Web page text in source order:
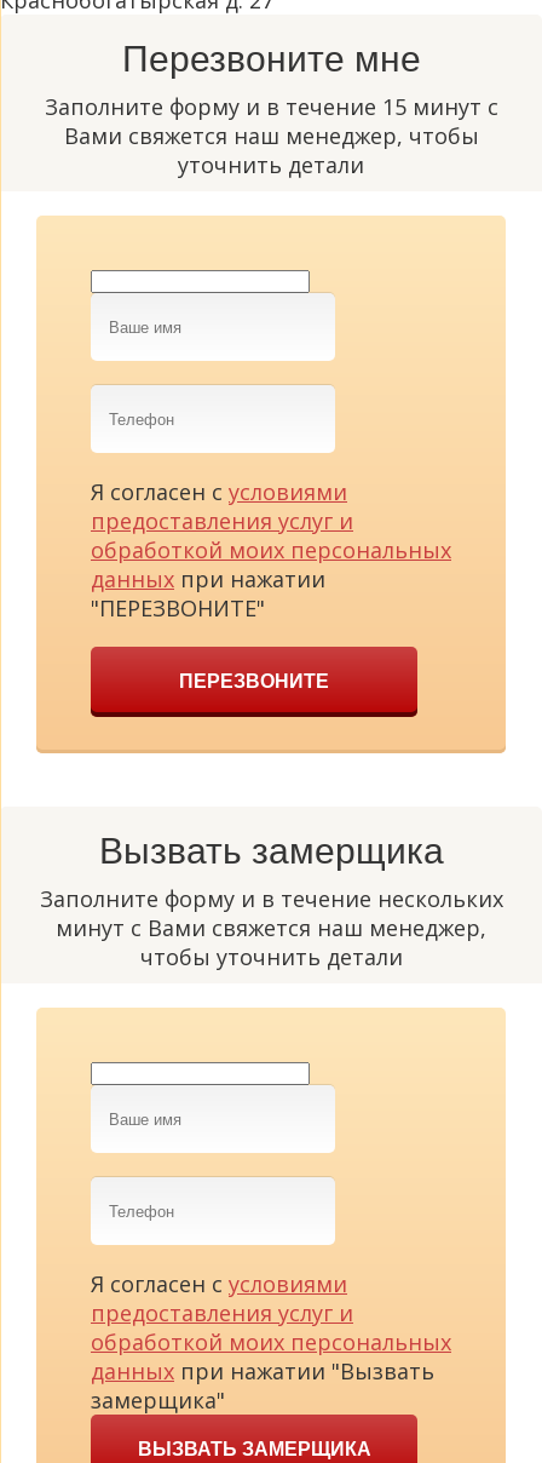
Перезвоните мне
Заполните форму и в течение 15 минут с
Вами свяжется наш менеджер, чтобы
уточнить детали
Ваше
имя
Телефон
Я согласен с условиями
предоставления услуг и
обработкой моих персональных
данных при нажатии
"ПЕРЕЗВОНИТЕ"
ПЕРЕЗВОНИТЕ
Вызвать замерщика
Заполните форму и в течение нескольких
минут с Вами свяжется наш менеджер,
чтобы уточнить детали
Ваше
имя
Телефон
Я согласен с условиями
предоставления услуг и
обработкой моих персональных
данных при нажатии "Вызвать
замерщика"
ВЫЗВАТЬ ЗАМЕРЩИКА